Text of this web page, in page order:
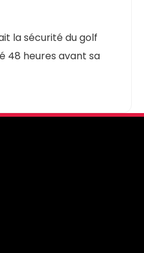
la sécurité du golf
48 heures avant sa